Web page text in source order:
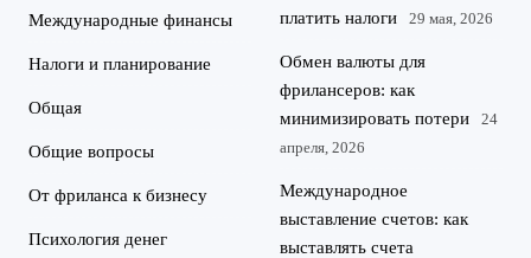
Международные финансы
Налоги и планирование
Общая
Общие вопросы
От фриланса к бизнесу
Психология денег
платить налоги
29 мая, 2026
Обмен валюты для
фрилансеров: как
минимизировать потери
24
апреля, 2026
Международное
выставление счетов: как
выставлять счета